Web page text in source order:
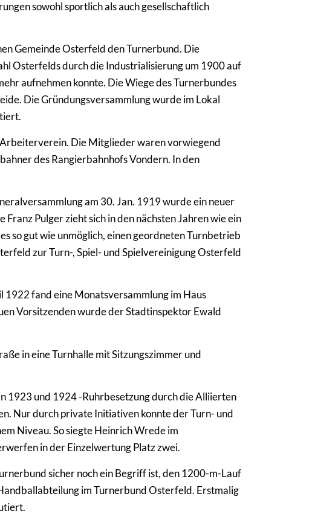
sowohl sportlich als auch gesellschaftlich
Gemeinde Osterfeld den Turnerbund. Die
Osterfelds durch die Industrialisierung um 1900 auf
aufnehmen konnte. Die Wiege des Turnerbundes
Die Gründungsversammlung wurde im Lokal
Die Mitglieder waren vorwiegend
des Rangierbahnhofs Vondern. In den
am 30. Jan. 1919 wurde ein neuer
Pulger zieht sich in den nächsten Jahren wie ein
so gut wie unmöglich, einen geordneten Turnbetrieb
zur Turn-, Spiel- und Spielvereinigung Osterfeld
fand eine Monatsversammlung im Haus
Vorsitzenden wurde der Stadtinspektor Ewald
in eine Turnhalle mit Sitzungszimmer und
1923 und 1924 -Ruhrbesetzung durch die Alliierten
Nur durch private Initiativen konnte der Turn- und
Niveau. So siegte Heinrich Wrede im
in der Einzelwertung Platz zwei.
sicher noch ein Begriff ist, den 1200-m-Lauf
im Turnerbund Osterfeld. Erstmalig